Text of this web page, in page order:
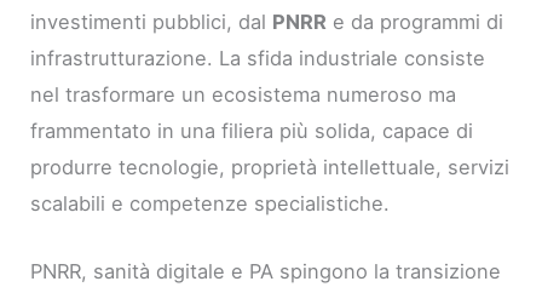
investimenti pubblici, dal PNRR e da programmi di
infrastrutturazione. La sfida industriale consiste
nel trasformare un ecosistema numeroso ma
frammentato in una filiera più solida, capace di
produrre tecnologie, proprietà intellettuale, servizi
scalabili e competenze specialistiche.
PNRR, sanità digitale e PA spingono la transizione